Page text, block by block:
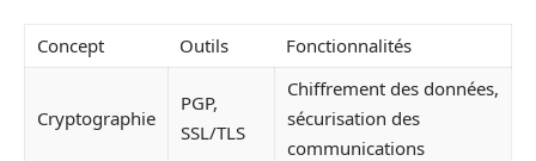
Concept Outils Fonctionnalités
Cryptographie
PGP,
SSL/TLS
Chiffrement des données,
sécurisation des
communications